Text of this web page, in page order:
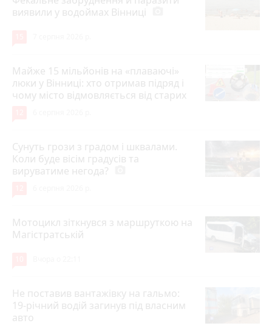
виявили у водоймах Вінниці
Майже 15 мільйонів на «плаваючі»
люки у Вінниці: хто отримав підряд і
чому місто відмовляється від старих
Сунуть грози з градом і шквалами.
Коли буде вісім градусів та
вируватиме негода?
Мотоцикл зіткнувся з маршруткою на
Магістратській
Не поставив вантажівку на гальмо:
19-річний водій загинув під власним
авто